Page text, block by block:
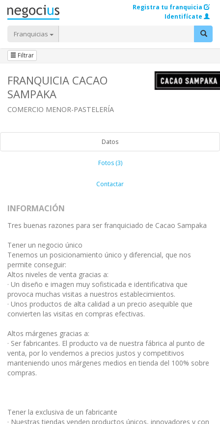
Franquicias
Registra tu franquicia
Identifícate
Filtrar
FRANQUICIA CACAO
SAMPAKA
COMERCIO MENOR-PASTELERÍA
Datos
Fotos (3)
Contactar
INFORMACIÓN
Tres buenas razones para ser franquiciado de Cacao Sampaka
Tener un negocio único
Tenemos un posicionamiento único y diferencial, que nos
permite conseguir:
Altos niveles de venta gracias a:
· Un diseño e imagen muy sofisticada e identificativa que
provoca muchas visitas a nuestros establecimientos.
· Unos productos de alta calidad a un precio asequible que
convierten las visitas en compras efectivas.
Altos márgenes gracias a:
· Ser fabricantes. El producto va de nuestra fábrica al punto de
venta, por lo vendemos a precios justos y competitivos
manteniendo unos márgenes medios en tienda del 100% sobre
compras.
Tener la exclusiva de un fabricante
· Nuestras tiendas venden productos únicos, innovadores y con